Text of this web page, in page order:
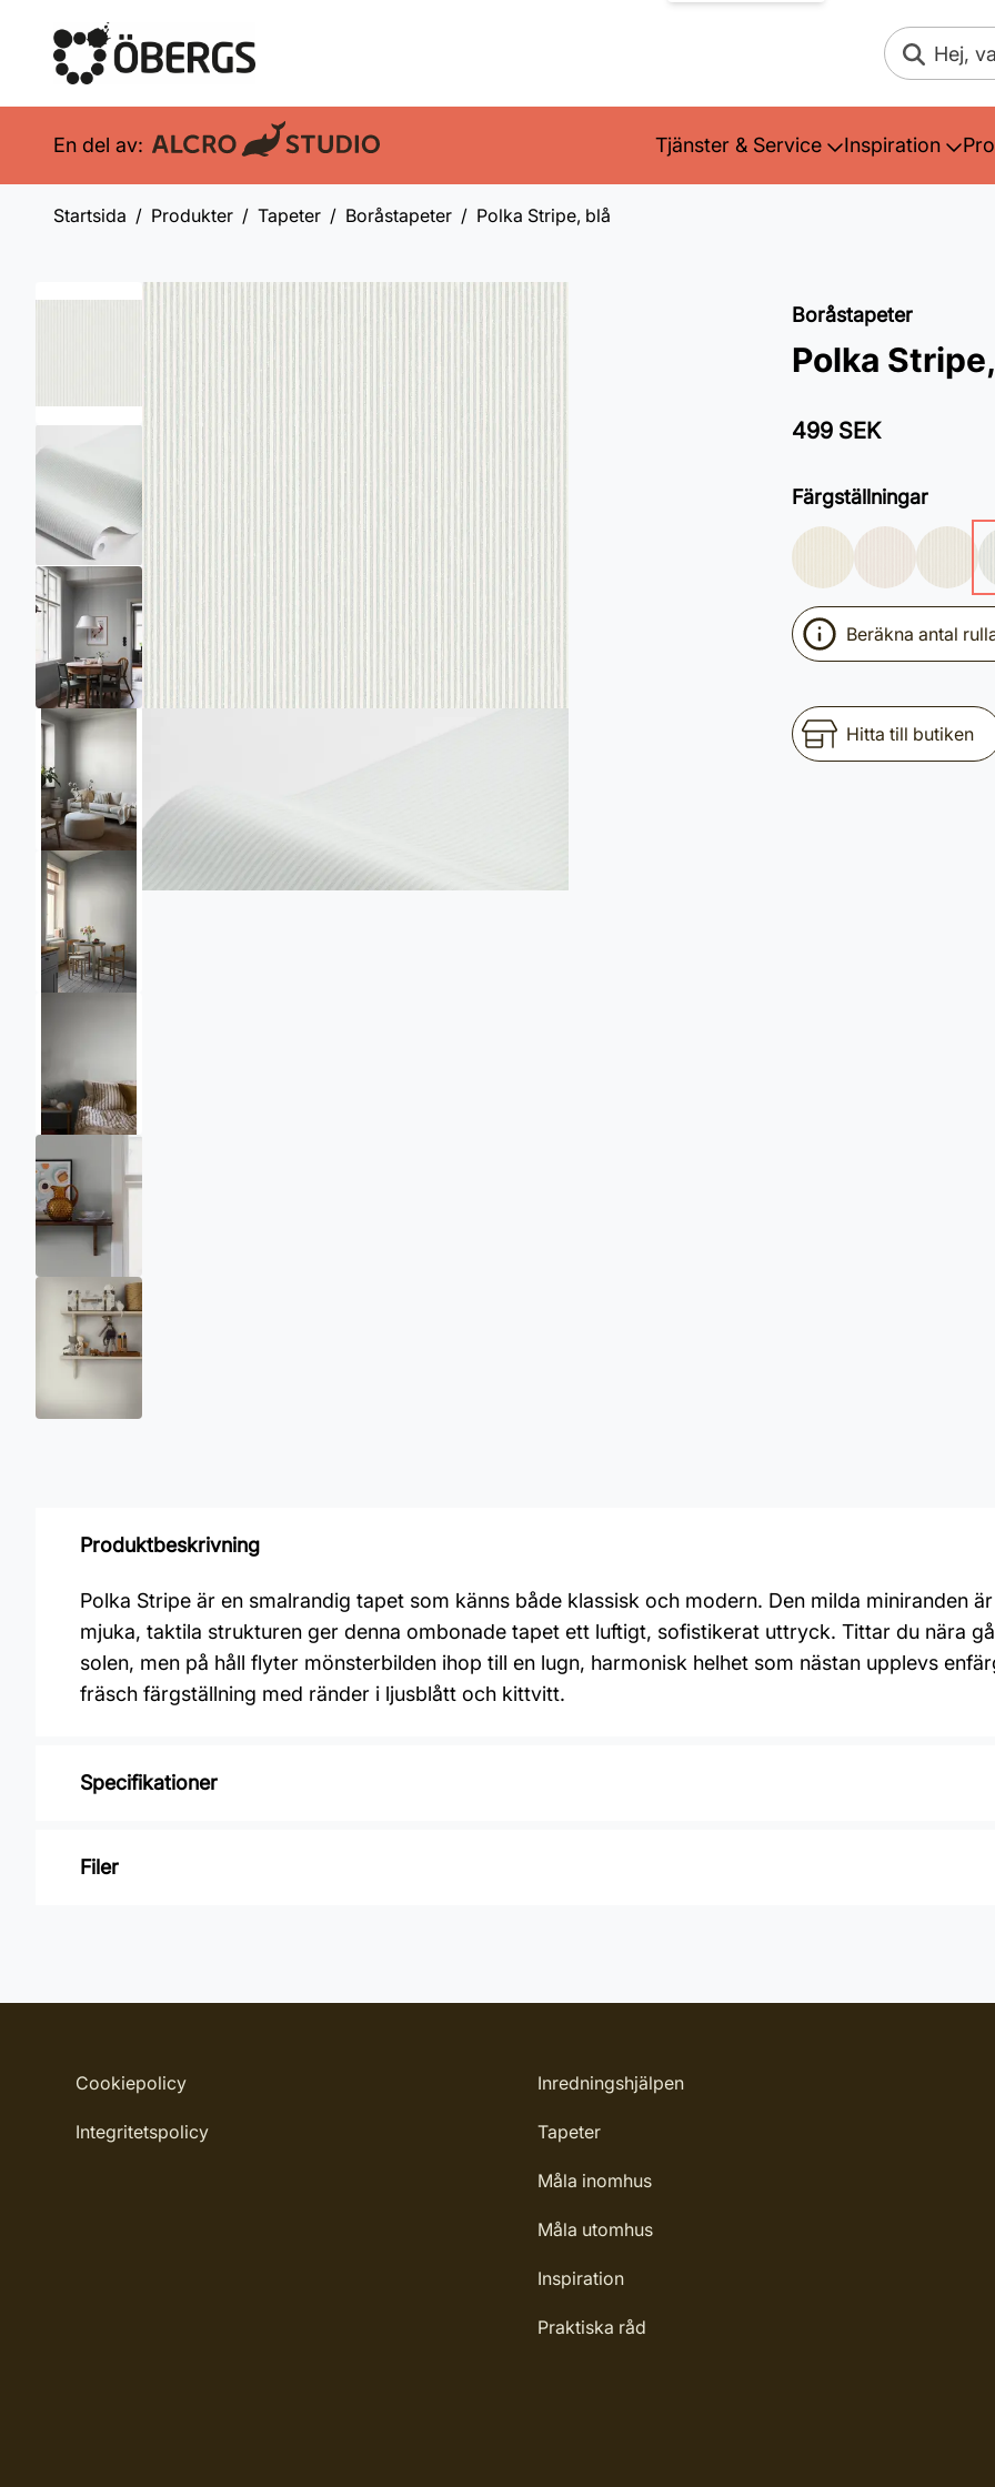
Sök
En del av: Tjänster & Service Inspiration
Startsida Produkter Tapeter Boråstapeter Polka Stripe, blå
Boråstapeter
Polka
499 SEK
Färgställningar
Beräkna antal
Hitta till butiken
Produktbeskrivning
Polka Stripe är en smalrandig tapet som känns både klassisk och modern. Den milda miniranden
mjuka, taktila strukturen ger denna ombonade tapet ett luftigt, sofistikerat uttryck. Tittar du nära
solen, men på håll flyter mönsterbilden ihop till en lugn, harmonisk helhet som nästan upplevs
fräsch färgställning med ränder i ljusblått och kittvitt.
Specifikationer
Varumärke: Boråstapeter
Rullängd: 10,05 m
Bredd: 0,53 m
Filer
Cookiepolicy
Integritetspolicy
Inredningshjälpen
Tapeter
Måla inomhus
Måla utomhus
Inspiration
Praktiska råd